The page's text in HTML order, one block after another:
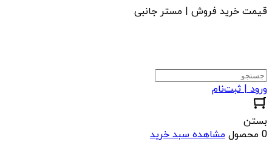
قیمت خرید فروش | مستر جانبی
ورود | ثبت‌نام
بستن
0 محصول
مشاهده سبد خرید